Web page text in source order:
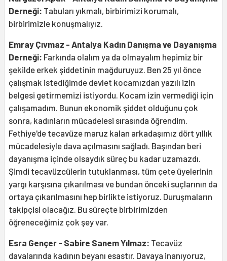
Derneği: Tabuları yıkmalı, birbirimizi korumalı,
birbirimizle konuşmalıyız.
Emray Çıvmaz - Antalya Kadın Danışma ve Dayanışma
Derneği: Farkında olalım ya da olmayalım hepimiz bir
şekilde erkek şiddetinin mağduruyuz. Ben 25 yıl önce
çalışmak istediğimde devlet kocamızdan yazılı izin
belgesi getirmemizi istiyordu. Kocam izin vermediği için
çalışamadım. Bunun ekonomik şiddet olduğunu çok
sonra, kadınların mücadelesi sırasında öğrendim.
Fethiye'de tecavüze maruz kalan arkadaşımız dört yıllık
mücadelesiyle dava açılmasını sağladı. Başından beri
dayanışma içinde olsaydık süreç bu kadar uzamazdı.
Şimdi tecavüzcülerin tutuklanması, tüm çete üyelerinin
yargı karşısına çıkarılması ve bundan önceki suçlarının da
ortaya çıkarılmasını hep birlikte istiyoruz. Duruşmaların
takipçisi olacağız. Bu süreçte birbirimizden
öğreneceğimiz çok şey var.
Esra Gençer - Sabire Sanem Yılmaz: Tecavüz
davalarında kadının beyanı esastır. Davaya inanıyoruz,